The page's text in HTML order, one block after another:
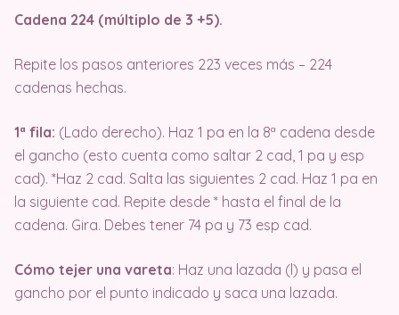
Cadena 224 (múltiplo de 3 +5).
Repite los pasos anteriores 223 veces más – 224
cadenas hechas.
1ª fila: (Lado derecho). Haz 1 pa en la 8ª cadena desde
el gancho (esto cuenta como saltar 2 cad, 1 pa y esp
cad). *Haz 2 cad. Salta las siguientes 2 cad. Haz 1 pa en
la siguiente cad. Repite desde * hasta el final de la
cadena. Gira. Debes tener 74 pa y 73 esp cad.
Cómo tejer una vareta: Haz una lazada (l) y pasa el
gancho por el punto indicado y saca una lazada.